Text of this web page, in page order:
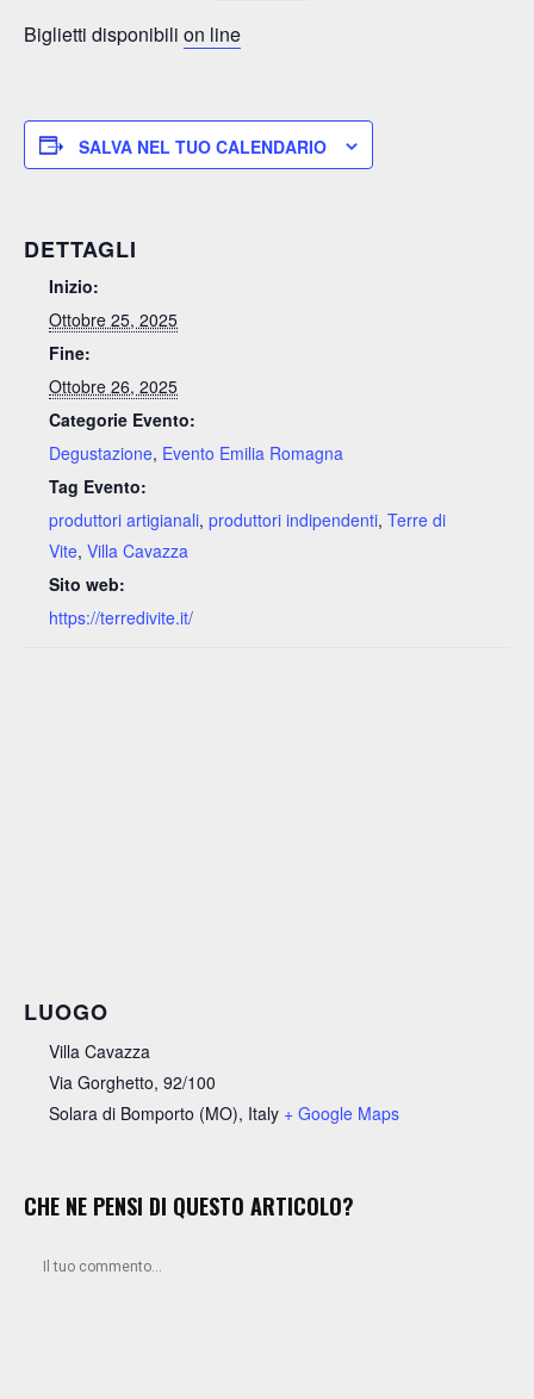
Biglietti disponibili on line
SALVA NEL TUO CALENDARIO
DETTAGLI
Inizio:
Ottobre 25, 2025
Fine:
Ottobre 26, 2025
Categorie Evento:
Degustazione, Evento Emilia Romagna
Tag Evento:
produttori artigianali, produttori indipendenti, Terre di
Vite, Villa Cavazza
Sito web:
https://terredivite.it/
LUOGO
Villa Cavazza
Via Gorghetto, 92/100
Solara di Bomporto (MO), Italy + Google Maps
CHE NE PENSI DI QUESTO ARTICOLO?